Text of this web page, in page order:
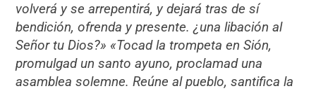
volverá y se arrepentirá, y dejará tras de sí
bendición, ofrenda y presente. ¿una libación al
Señor tu Dios?» «Tocad la trompeta en Sión,
promulgad un santo ayuno, proclamad una
asamblea solemne. Reúne al pueblo, santifica la